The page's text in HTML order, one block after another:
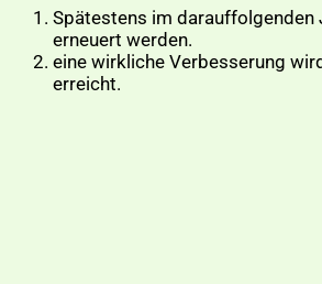
Spätestens im darauffolgenden
erneuert werden.
eine wirkliche Verbesserung
erreicht.